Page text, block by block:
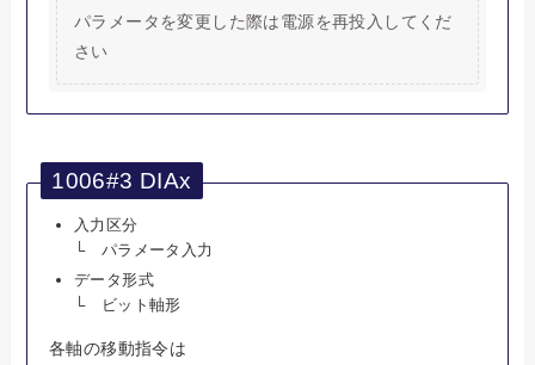
パラメータを変更した際は電源を再投入してくだ
さい
1006#3 DIAx
入力区分
└ パラメータ入力
データ形式
└ ビット軸形
各軸の移動指令は